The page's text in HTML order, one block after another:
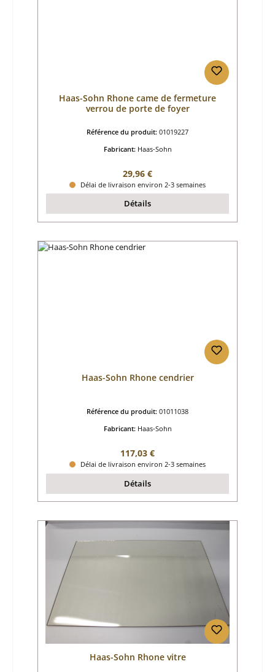
Haas-Sohn Rhone came de fermeture
verrou de porte de foyer
Référence du produit: 01019227
Fabricant: Haas-Sohn
Prix régulier :
29,96 €
Délai de livraison environ 2-3 semaines
Détails
Haas-Sohn Rhone cendrier
Référence du produit: 01011038
Fabricant: Haas-Sohn
Prix régulier :
117,03 €
Délai de livraison environ 2-3 semaines
Détails
Haas-Sohn Rhone vitre